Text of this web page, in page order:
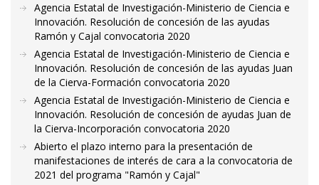
Agencia Estatal de Investigación-Ministerio de Ciencia e
Innovación. Resolución de concesión de las ayudas
Ramón y Cajal convocatoria 2020
Agencia Estatal de Investigación-Ministerio de Ciencia e
Innovación. Resolución de concesión de las ayudas Juan
de la Cierva-Formación convocatoria 2020
Agencia Estatal de Investigación-Ministerio de Ciencia e
Innovación. Resolución de concesión de ayudas Juan de
la Cierva-Incorporación convocatoria 2020
Abierto el plazo interno para la presentación de
manifestaciones de interés de cara a la convocatoria de
2021 del programa "Ramón y Cajal"